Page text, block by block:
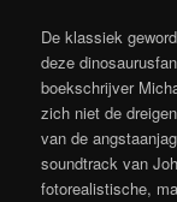
De klassiek
deze
boekschrijver
zich niet de
van de
soundtrack van
fotorealistische,